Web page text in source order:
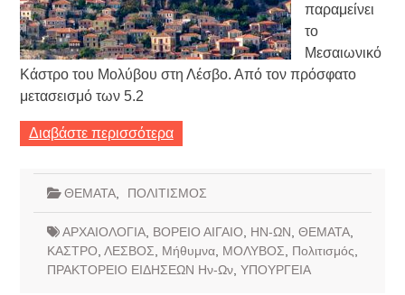
παραμείνει
το
Μεσαιωνικό
Κάστρο του Μολύβου στη Λέσβο. Από τον πρόσφατο
μετασεισμό των 5.2
Διαβάστε περισσότερα
ΘΕΜΑΤΑ, ΠΟΛΙΤΙΣΜΟΣ
ΑΡΧΑΙΟΛΟΓΙΑ, ΒΟΡΕΙΟ ΑΙΓΑΙΟ ΗΝ-ΩΝ ΘΕΜΑΤΑ,
ΚΑΣΤΡΟ ΛΕΣΒΟΣ Μήθυμνα, ΜΟΛΥΒΟΣ Πολιτισμός
ΠΡΑΚΤΟΡΕΙΟ ΕΙΔΗΣΕΩΝ Ην-Ων, ΥΠΟΥΡΓΕΙΑ